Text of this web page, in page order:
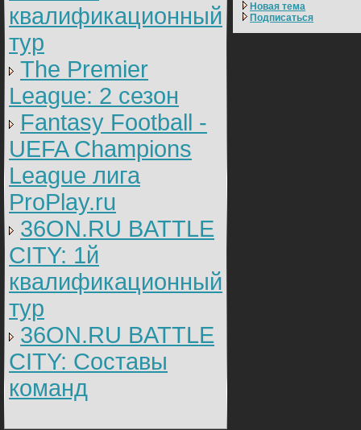
квалификационный
тур
The Premier
League: 2 cезон
Fantasy Football -
UEFA Champions
League лига
ProPlay.ru
36ON.RU BATTLE
CITY: 1й
квалификационный
тур
36ON.RU BATTLE
CITY: Составы
команд
Новая тема
Подписаться